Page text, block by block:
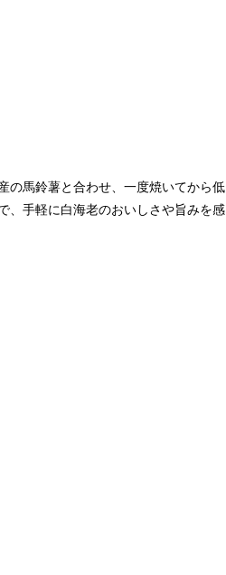
の馬鈴薯と合わせ、一度焼いてから低
、手軽に白海老のおいしさや旨みを感